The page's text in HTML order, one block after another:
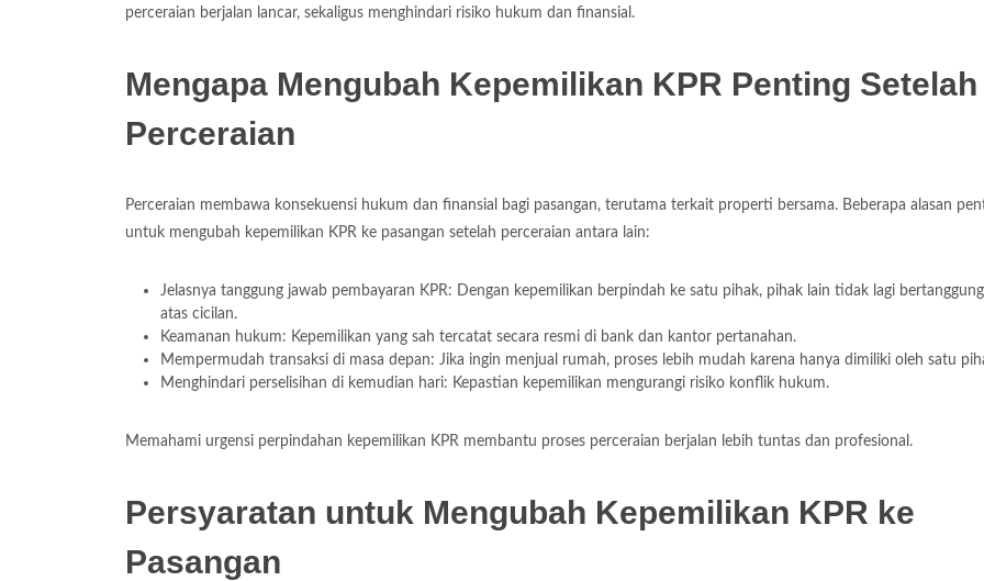
perceraian berjalan lancar, sekaligus menghindari risiko hukum dan finansial.
Mengapa Mengubah Kepemilikan KPR Penting Setelah
Perceraian
Perceraian membawa konsekuensi hukum dan finansial bagi pasangan, terutama terkait properti bersama. Beberapa alasan
untuk mengubah kepemilikan KPR ke pasangan setelah perceraian antara lain:
Jelasnya tanggung jawab pembayaran KPR: Dengan kepemilikan berpindah ke satu pihak, pihak lain tidak lagi
atas cicilan.
Keamanan hukum: Kepemilikan yang sah tercatat secara resmi di bank dan kantor pertanahan.
Mempermudah transaksi di masa depan: Jika ingin menjual rumah, proses lebih mudah karena hanya dimiliki oleh satu
Menghindari perselisihan di kemudian hari: Kepastian kepemilikan mengurangi risiko konflik hukum.
Memahami urgensi perpindahan kepemilikan KPR membantu proses perceraian berjalan lebih tuntas dan profesional.
Persyaratan untuk Mengubah Kepemilikan KPR ke
Pasangan